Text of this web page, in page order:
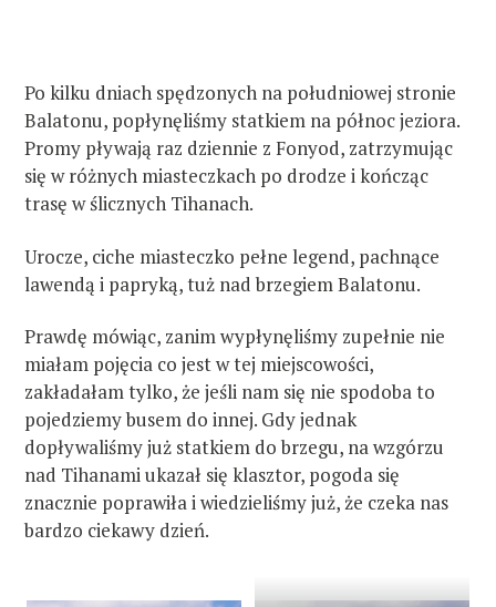
Po kilku dniach spędzonych na południowej stronie
Balatonu, popłynęliśmy statkiem na północ jeziora.
Promy pływają raz dziennie z Fonyod, zatrzymując
się w różnych miasteczkach po drodze i kończąc
trasę w ślicznych Tihanach.
Urocze, ciche miasteczko pełne legend, pachnące
lawendą i papryką, tuż nad brzegiem Balatonu.
Prawdę mówiąc, zanim wypłynęliśmy zupełnie nie
miałam pojęcia co jest w tej miejscowości,
zakładałam tylko, że jeśli nam się nie spodoba to
pojedziemy busem do innej. Gdy jednak
dopływaliśmy już statkiem do brzegu, na wzgórzu
nad Tihanami ukazał się klasztor, pogoda się
znacznie poprawiła i wiedzieliśmy już, że czeka nas
bardzo ciekawy dzień.